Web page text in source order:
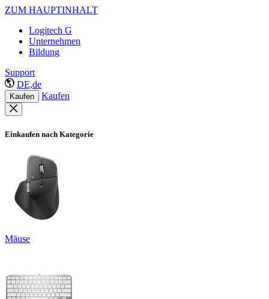
ZUM HAUPTINHALT
Logitech G
Unternehmen
Bildung
Support
DE,de
Kaufen Kaufen
Einkaufen nach Kategorie
Mäuse